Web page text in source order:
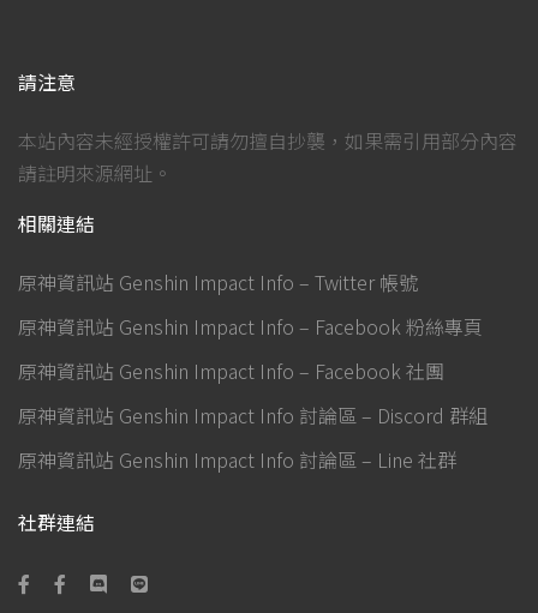
請注意
本站內容未經授權許可請勿擅自抄襲，如果需引用部分內容
請註明來源網址。
相關連結
原神資訊站 Genshin Impact Info – Twitter 帳號
原神資訊站 Genshin Impact Info – Facebook 粉絲專頁
原神資訊站 Genshin Impact Info – Facebook 社團
原神資訊站 Genshin Impact Info 討論區 – Discord 群組
原神資訊站 Genshin Impact Info 討論區 – Line 社群
社群連結